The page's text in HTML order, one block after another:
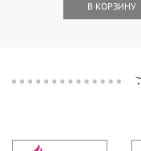
В КОРЗИНУ